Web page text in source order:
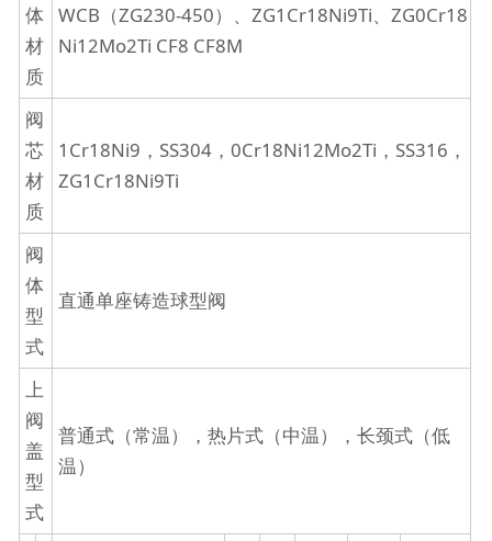
体
材
质
WCB（ZG230-450）、ZG1Cr18Ni9Ti、ZG0Cr18
Ni12Mo2Ti CF8 CF8M
阀
芯
材
质
1Cr18Ni9，SS304，0Cr18Ni12Mo2Ti，SS316，
ZG1Cr18Ni9Ti
阀
体
型
式
直通单座铸造球型阀
上
阀
盖
型
式
普通式（常温），热片式（中温），长颈式（低
温）